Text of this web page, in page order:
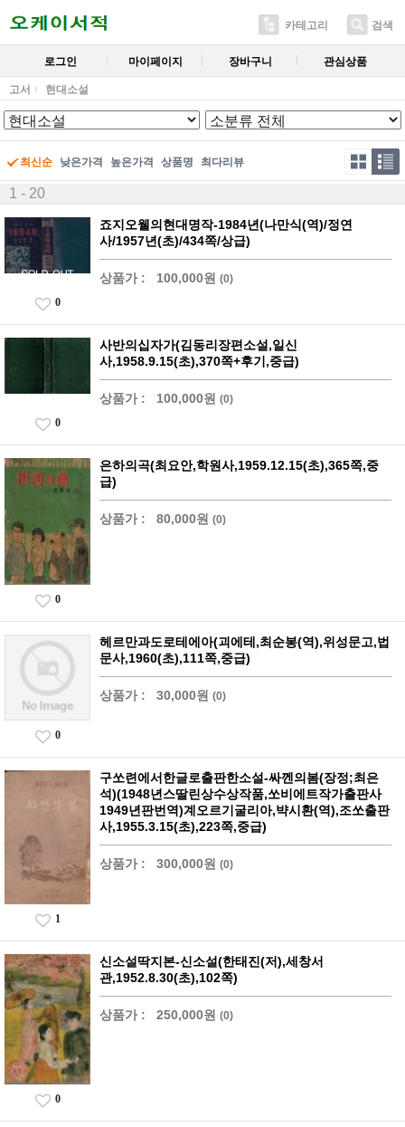
카테고리 검색
로그인 마이페이지 장바구니 관심상품
고서 현대소설
최신순 낮은가격 높은가격 상품명 최다리뷰
1 - 20
죠지오웰의현대명작-1984년(나만식(역)/정연
사/1957년(초)/434쪽/상급)
상품가 : 100,000원 (0)
0
사반의십자가(김동리장편소설,일신
사,1958.9.15(초),370쪽+후기,중급)
상품가 : 100,000원 (0)
0
은하의곡(최요안,학원사,1959.12.15(초),365쪽,중
급)
상품가 : 80,000원 (0)
0
헤르만과도로테에아(괴에테,최순봉(역),위성문고,법
문사,1960(초),111쪽,중급)
상품가 : 30,000원 (0)
0
구쏘련에서한글로출판한소설-싸껜의봄(장정;최은
석)(1948년스딸린상수상작품,쏘비에트작가출판사
1949년판번역)계오르기굴리아,뱍시환(역),조쏘출판
사,1955.3.15(초),223쪽,중급)
상품가 : 300,000원 (0)
1
신소설딱지본-신소설(한태진(저),세창서
관,1952.8.30(초),102쪽)
상품가 : 250,000원 (0)
0